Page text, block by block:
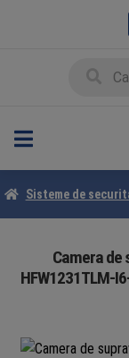
Sisteme de
Camera de
HFW1231TLM-